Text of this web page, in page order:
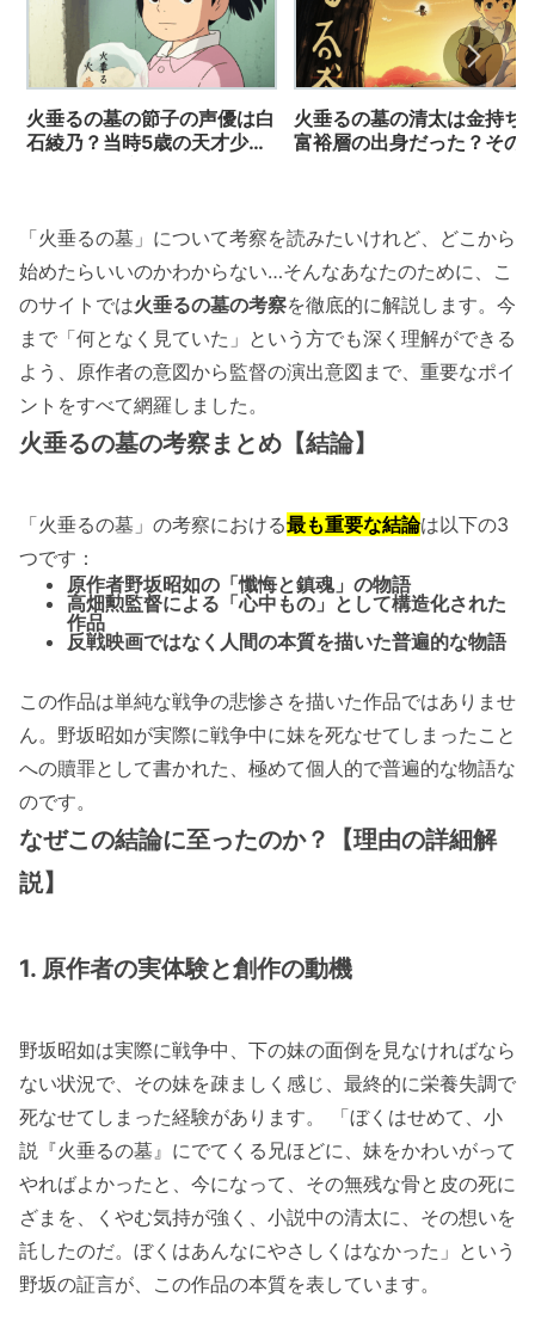
火垂るの墓の節子の声優は白
石綾乃？当時5歳の天才少女
火垂るの墓の清太は金持ち
富裕層の出身だった？その
「火垂るの墓」について考察を読みたいけれど、どこから
始めたらいいのかわからない…そんなあなたのために、こ
のサイトでは火垂るの墓の考察を徹底的に解説します。今
まで「何となく見ていた」という方でも深く理解ができる
よう、原作者の意図から監督の演出意図まで、重要なポイ
ントをすべて網羅しました。
火垂るの墓の考察まとめ【結論】
「火垂るの墓」の考察における最も重要な結論は以下の3
つです：
原作者野坂昭如の「懺悔と鎮魂」の物語
高畑勲監督による「心中もの」として構造化された
作品
反戦映画ではなく人間の本質を描いた普遍的な物語
この作品は単純な戦争の悲惨さを描いた作品ではありませ
ん。野坂昭如が実際に戦争中に妹を死なせてしまったこと
への贖罪として書かれた、極めて個人的で普遍的な物語な
のです。
なぜこの結論に至ったのか？【理由の詳細解
説】
1. 原作者の実体験と創作の動機
野坂昭如は実際に戦争中、下の妹の面倒を見なければなら
ない状況で、その妹を疎ましく感じ、最終的に栄養失調で
死なせてしまった経験があります。 「ぼくはせめて、小
説『火垂るの墓』にでてくる兄ほどに、妹をかわいがって
やればよかったと、今になって、その無残な骨と皮の死に
ざまを、くやむ気持が強く、小説中の清太に、その想いを
託したのだ。ぼくはあんなにやさしくはなかった」という
野坂の証言が、この作品の本質を表しています。